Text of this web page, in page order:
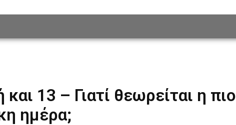
13 – Γιατί θεωρείται η πιο
ημέρα;